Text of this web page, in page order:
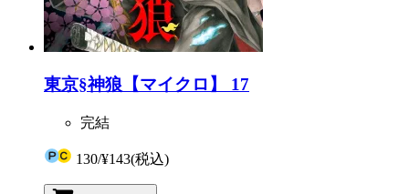
東京§神狼【マイクロ】 17
完結
130/¥143(税込)